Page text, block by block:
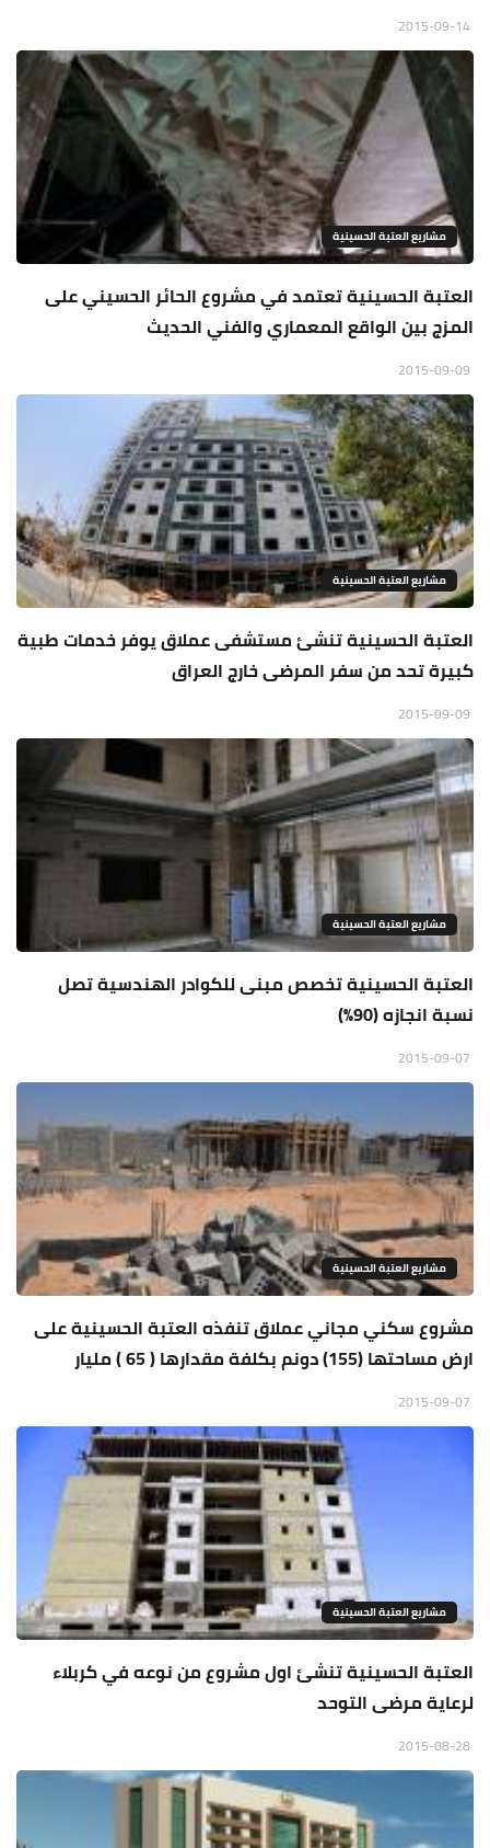
مشاريع العتبة الحسينية
العتبة الحسينية تعتمد في مشروع الحائر الحسيني على
المزج بين الواقع المعماري والفني الحديث
مشاريع العتبة الحسينية
العتبة الحسينية تنشئ مستشفى عملاق يوفر خدمات طبية
كبيرة تحد من سفر المرضى خارج العراق
مشاريع العتبة الحسينية
العتبة الحسينية تخصص مبنى للكوادر الهندسية تصل
نسبة انجازه (90%)
مشاريع العتبة الحسينية
مشروع سكني مجاني عملاق تنفذه العتبة الحسينية على
ارض مساحتها (155) دونم بكلفة مقدارها ( 65 ) مليار
مشاريع العتبة الحسينية
العتبة الحسينية تنشئ اول مشروع من نوعه في كربلاء
لرعاية مرضى التوحد